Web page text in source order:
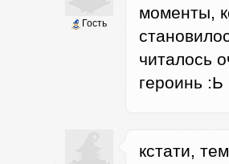
Гость
моменты,
читалось
героинь :Ь
кстати,